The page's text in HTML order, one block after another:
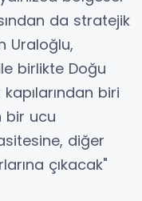
da stratejik
Uraloğlu,
birlikte Doğu
biri
bir ucu
diğer
çıkacak"